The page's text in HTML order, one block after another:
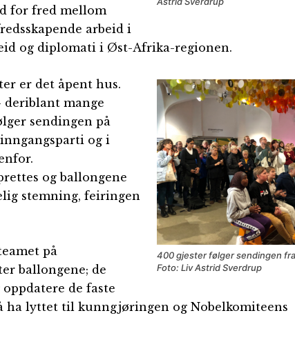
for fred mellom
arbeid i
og diplomati i Øst-Afrika-regionen.
400 gjester følger sendingen
Foto: Liv Astrid Sverdrup
er det åpent hus.
deriblant mange
sendingen på
og i
og ballongene
stemning, feiringen
på
ballongene; de
de faste
ha lyttet til kunngjøringen og Nobelkomiteens